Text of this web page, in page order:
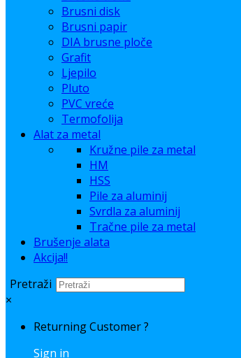
Brusni disk
Brusni papir
DIA brusne ploče
Grafit
Ljepilo
Pluto
PVC vreće
Termofolija
Alat za metal
Kružne pile za metal
HM
HSS
Pile za aluminij
Svrdla za aluminij
Tračne pile za metal
Brušenje alata
Akcija!!
Pretraži
×
Returning Customer ?
Sign in